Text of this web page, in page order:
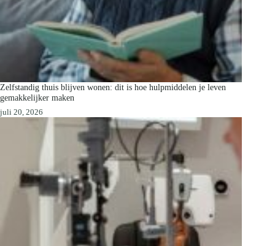
Zelfstandig thuis blijven wonen: dit is hoe hulpmiddelen je leven
gemakkelijker maken
juli 20, 2026